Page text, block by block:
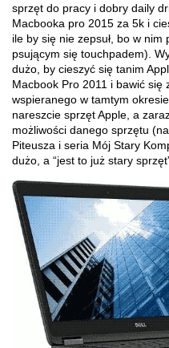
sprzęt do pracy i dobry daily
Macbooka pro 2015 za 5k i
ile by się nie zepsuł, bo w nim
psującym się touchpadem).
dużo, by cieszyć się tanim
Macbook Pro 2011 i bawić się
wspieranego w tamtym
nareszcie sprzęt Apple, a
możliwości danego sprzętu
Piteusza i seria Mój Stary
dużo, a “jest to już stary